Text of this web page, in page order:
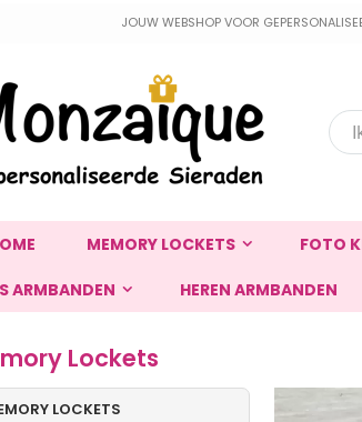
JOUW WEBSHOP VOOR
Zoek
MEMORY LOCKETS FOTO
ARMBANDEN HEREN ARMBANDEN
Lockets
LOCKETS